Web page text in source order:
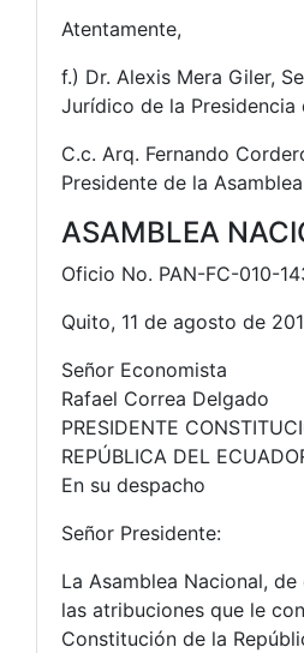
Atentamente,
f.) Dr. Alexis Mera Giler,
Jurídico de la Presidencia
C.c. Arq. Fernando
Presidente de la
ASAMBLEA
Oficio No. PAN-FC-010-
Quito, 11 de agosto de
Señor Economista
Rafael Correa Delgado
PRESIDENTE
REPÚBLICA DEL
En su despacho
Señor Presidente:
La Asamblea Nacional,
las atribuciones que le
Constitución de la